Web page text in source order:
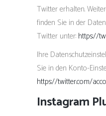
Twitter erhalten.
finden Sie in der
Twitter unter: https://
Ihre
Sie in den Konto-
https://twitter.com/
Instagram